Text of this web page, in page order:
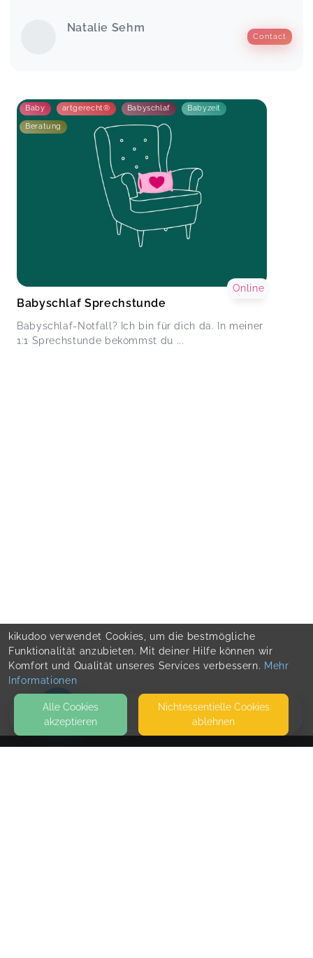
HOME
Natalie Sehm
Contact
Baby artgerecht® Babyschlaf Babyzeit
Beratung
Babyschlaf Sprechstunde
Babyschlaf-Notfall? Ich bin für dich da. In meiner
1:1 Sprechstunde bekommst du ...
Online
kikudoo verwendet Cookies, um die bestmögliche
Funktionalität anzubieten. Mit deiner Hilfe können wir
Komfort und Qualität unseres Services verbessern. Mehr
Informationen
Alle Cookies
akzeptieren
Nicht­essentielle Cookies
ablehnen